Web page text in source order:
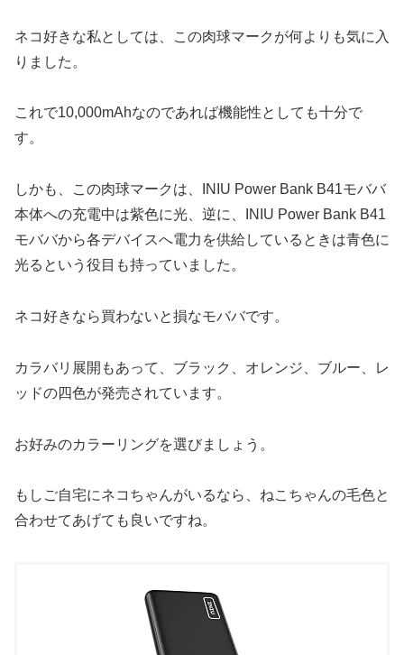
ネコ好きな私としては、この肉球マークが何よりも気に入
りました。
これで10,000mAhなのであれば機能性としても十分で
す。
しかも、この肉球マークは、INIU Power Bank B41モババ
本体への充電中は紫色に光、逆に、INIU Power Bank B41
モババから各デバイスへ電力を供給しているときは青色に
光るという役目も持っていました。
ネコ好きなら買わないと損なモババです。
カラバリ展開もあって、ブラック、オレンジ、ブルー、レ
ッドの四色が発売されています。
お好みのカラーリングを選びましょう。
もしご自宅にネコちゃんがいるなら、ねこちゃんの毛色と
合わせてあげても良いですね。